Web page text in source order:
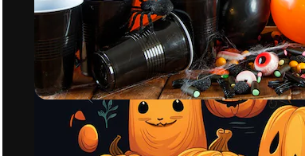
Copyright © 2010-2026Freepik Company